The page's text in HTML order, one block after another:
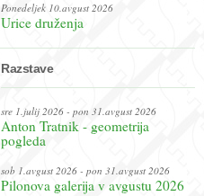
Ponedeljek 10.avgust 2026
Urice druženja
Razstave
sre 1.julij 2026 - pon 31.avgust 2026
Anton Tratnik - geometrija
pogleda
sob 1.avgust 2026 - pon 31.avgust 2026
Pilonova galerija v avgustu 2026